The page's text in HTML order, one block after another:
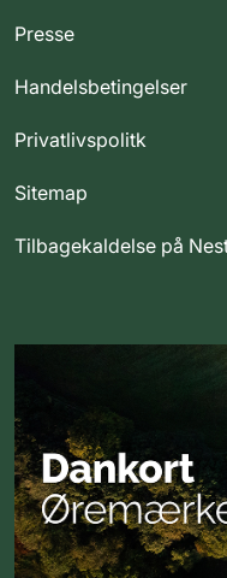
Presse
Handelsbetingelser
Privatlivspolitk
Sitemap
Tilbagekaldelse på